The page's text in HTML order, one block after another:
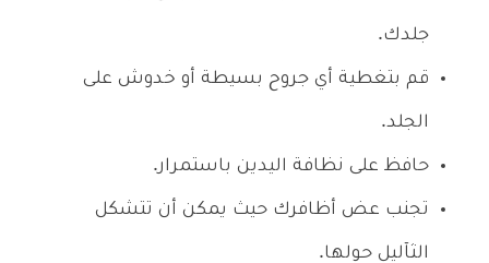
جلدك.
قم بتغطية أي جروح بسيطة أو خدوش على
الجلد.
حافظ على نظافة اليدين باستمرار.
تجنب عض أظافرك حيث يمكن أن تتشكل
الثآليل حولها.